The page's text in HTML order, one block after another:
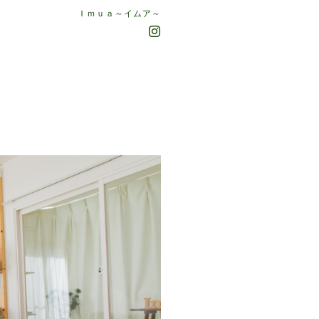
Ｉｍｕａ～イムア～